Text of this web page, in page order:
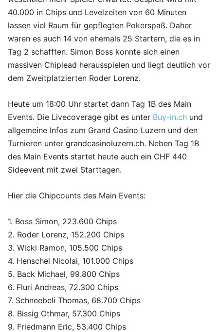
40.000 in Chips und Levelzeiten von 60 Minuten
lassen viel Raum für gepflegten Pokerspaß. Daher
waren es auch 14 von ehemals 25 Startern, die es in
Tag 2 schafften. Simon Boss konnte sich einen
massiven Chiplead herausspielen und liegt deutlich vor
dem Zweitplatzierten Roder Lorenz.
Heute um 18:00 Uhr startet dann Tag 1B des Main
Events. Die Livecoverage gibt es unter Buy-in.ch und
allgemeine Infos zum Grand Casino Luzern und den
Turnieren unter grandcasinoluzern.ch. Neben Tag 1B
des Main Events startet heute auch ein CHF 440
Sideevent mit zwei Starttagen.
Hier die Chipcounts des Main Events:
1. Boss Simon, 223.600 Chips
2. Roder Lorenz, 152.200 Chips
3. Wicki Ramon, 105.500 Chips
4. Henschel Nicolai, 101.000 Chips
5. Back Michael, 99.800 Chips
6. Fluri Andreas, 72.300 Chips
7. Schneebeli Thomas, 68.700 Chips
8. Bissig Othmar, 57.300 Chips
9. Friedmann Eric, 53.400 Chips